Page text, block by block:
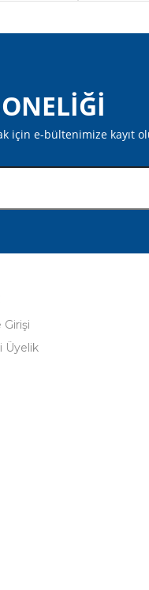
için e-bültenimize kayıt
Girişi
Üyelik